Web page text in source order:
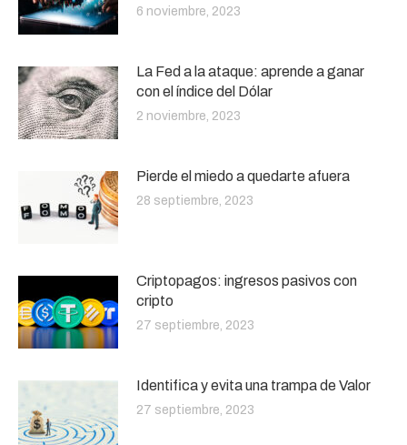
6 noviembre, 2023
La Fed a la ataque: aprende a ganar
con el índice del Dólar
2 noviembre, 2023
Pierde el miedo a quedarte afuera
28 septiembre, 2023
Criptopagos: ingresos pasivos con
cripto
27 septiembre, 2023
Identifica y evita una trampa de Valor
27 septiembre, 2023